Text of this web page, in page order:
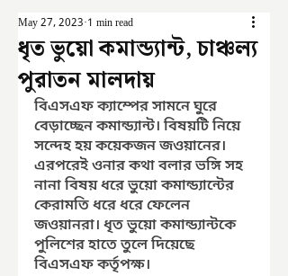
ধৃত ভুয়ো কমান্ড্যান্ট, চাঞ্চল্য
পুরাতন মালদায়
May 27, 2023 1 min read
বিএসএফ ক্যাম্পের সামনে ঘুরে
বেড়াচ্ছেন কমান্ড্যান্ট। বিষয়টি নিয়ে
সন্দেহ হয় কয়েকজন জওয়ানের।
এরপরেই ওনার কথা বলার ভঙ্গি সহ
নানা বিষয় ধরে ভুয়ো কমান্ড্যান্টের
কেরামতি ধরে ধরে ফেলেন
জওয়ানরা। ধৃত ভুয়ো কমান্ড্যান্টকে
পুলিশের হাতে তুলে দিয়েছে
বিএসএফ কর্তৃপক্ষ।